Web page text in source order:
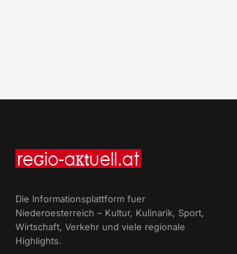
Die Informationsplattform fuer
Niederoesterreich – Kultur, Kulinarik, Sport,
Wirtschaft, Verkehr und viele regionale
Highlights.